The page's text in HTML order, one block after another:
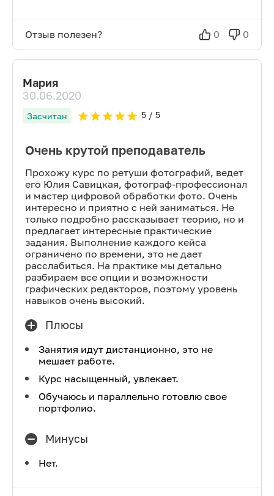
Отзыв полезен? 0 0
Мария
30.06.2020
Засчитан 5/ 5
Очень крутой преподаватель
Прохожу курс по ретуши фотографий, ведет
его Юлия Савицкая, фотограф-профессионал
и мастер цифровой обработки фото. Очень
интересно и приятно с ней заниматься. Не
только подробно рассказывает теорию, но и
предлагает интересные практические
задания. Выполнение каждого кейса
ограничено по времени, это не дает
расслабиться. На практике мы детально
разбираем все опции и возможности
графических редакторов, поэтому уровень
навыков очень высокий.
Плюсы
Занятия идут дистанционно, это не
мешает работе.
Курс насыщенный, увлекает.
Обучаюсь и параллельно готовлю свое
портфолио.
Минусы
Нет.